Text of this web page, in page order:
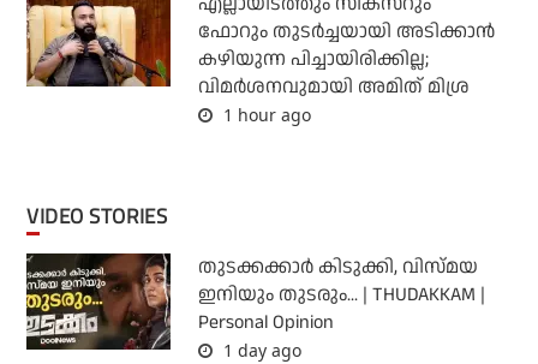
ഫോറും തുടര്‍ച്ചയായി അടിക്കാന്‍
കഴിയുന്ന പിച്ചായിരിക്കില്ല;
വിമര്‍ശനവുമായി അമിത് മിശ്ര
1 hour ago
VIDEO STORIES
തുടക്കക്കാര്‍ കിടുക്കി, വിസ്മയ
ഇനിയും തുടരും... | THUDAKKAM |
Personal Opinion
1 day ago